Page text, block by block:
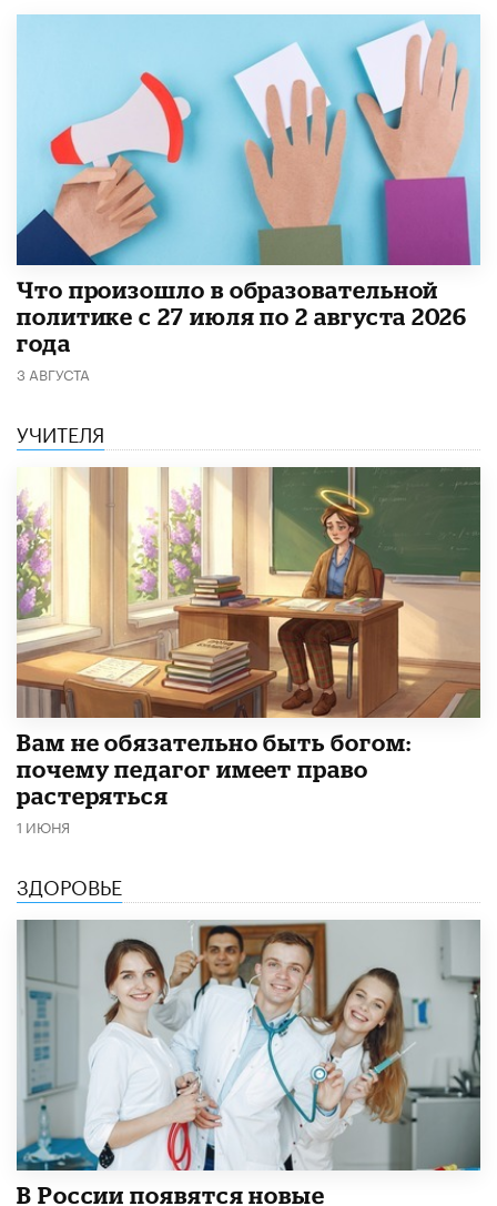
​Что произошло в образовательной
политике с 27 июля по 2 августа 2026
года
3 АВГУСТА
УЧИТЕЛЯ
​Вам не обязательно быть богом:
почему педагог имеет право
растеряться
1 ИЮНЯ
ЗДОРОВЬЕ
В России появятся новые